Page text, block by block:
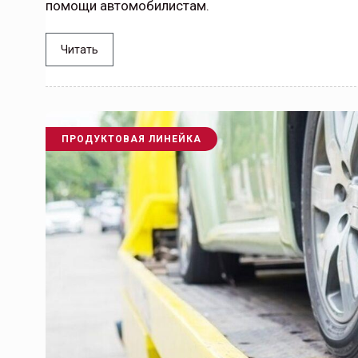
помощи автомобилистам.
Читать
ПРОДУКТОВАЯ ЛИНЕЙКА